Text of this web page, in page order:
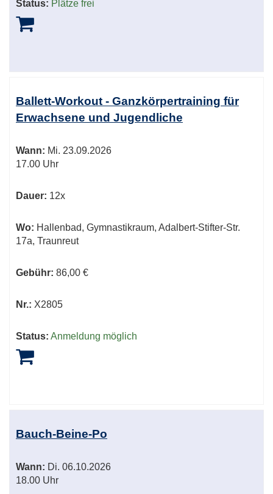
Status: Plätze frei
Ballett-Workout - Ganzkörpertraining für
Erwachsene und Jugendliche
Wann: Mi. 23.09.2026
17.00 Uhr
Dauer: 12x
Wo: Hallenbad, Gymnastikraum, Adalbert-Stifter-Str.
17a, Traunreut
Gebühr: 86,00 €
Nr.: X2805
Status: Anmeldung möglich
Bauch-Beine-Po
Wann: Di. 06.10.2026
18.00 Uhr